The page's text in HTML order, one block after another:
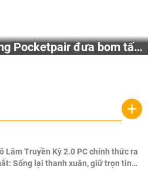
Pocketpair đưa bom tấn
thức từ công ty game Nhật Bản
+
Lâm Truyền Kỳ 2.0 PC chính thức ra
Sống lại thanh xuân, giữ trọn tinh